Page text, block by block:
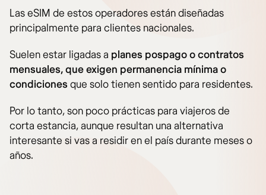
Las eSIM de estos operadores están diseñadas
principalmente para clientes nacionales.
Suelen estar ligadas a planes pospago o contratos
mensuales, que exigen permanencia mínima o
condicionesque solo tienen sentido para residentes.
Por lo tanto, son poco prácticas para viajeros de
corta estancia, aunque resultan una alternativa
interesante si vas a residir en el país durante meses o
años.